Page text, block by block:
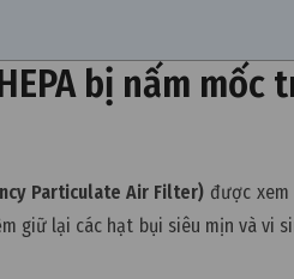
bị nấm mốc
Particulate Air Filter)được xem
giữ lại các hạt bụi siêu mịn và vi